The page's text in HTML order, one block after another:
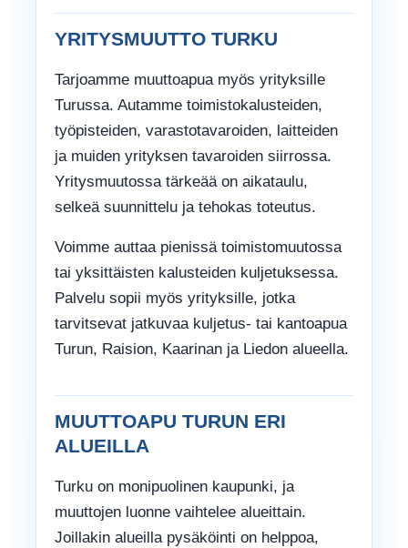
YRITYSMUUTTO TURKU
Tarjoamme muuttoapua myös yrityksille
Turussa. Autamme toimistokalusteiden,
työpisteiden, varastotavaroiden, laitteiden
ja muiden yrityksen tavaroiden siirrossa.
Yritysmuutossa tärkeää on aikataulu,
selkeä suunnittelu ja tehokas toteutus.
Voimme auttaa pienissä toimistomuutossa
tai yksittäisten kalusteiden kuljetuksessa.
Palvelu sopii myös yrityksille, jotka
tarvitsevat jatkuvaa kuljetus- tai kantoapua
Turun, Raision, Kaarinan ja Liedon alueella.
MUUTTOAPU TURUN ERI
ALUEILLA
Turku on monipuolinen kaupunki, ja
muuttojen luonne vaihtelee alueittain.
Joillakin alueilla pysäköinti on helppoa,